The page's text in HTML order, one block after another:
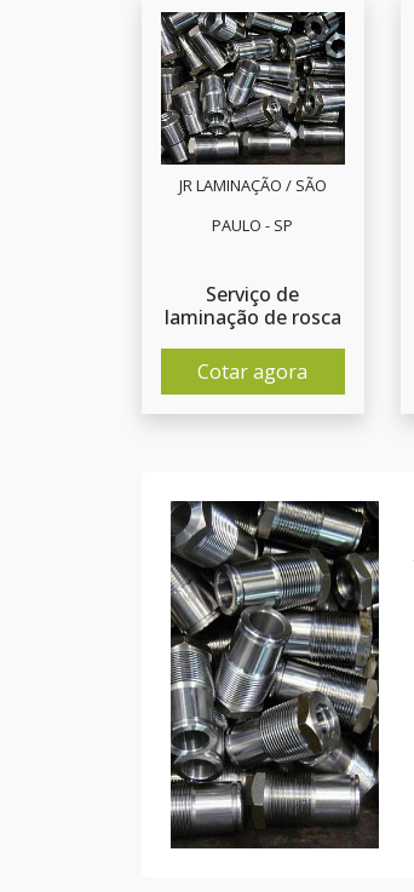
JR LAMINAÇÃO / SÃO
PAULO - SP
Serviço de
laminação de rosca
Cotar agora